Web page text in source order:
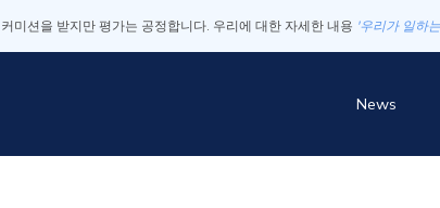
미션을 받지만 평가는 공정합니다. 우리에 대한 자세한 내용 '우리가 일하
News